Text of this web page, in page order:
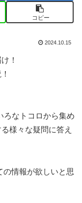
コピー
2024.10.15
！
ろなトコロから集め
様々な疑問に答え
の情報が欲しいと思